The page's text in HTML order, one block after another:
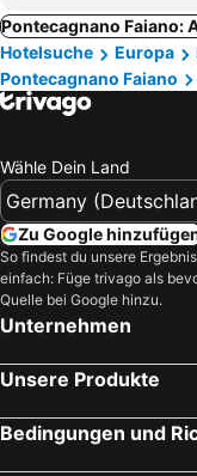
Pontecagnano Faiano:
Hotelsuche
Europa
Pontecagnano Faiano
Wähle Dein Land
Zu Google
So findest du unsere
einfach: Füge trivago als
Quelle bei Google hinzu.
Unternehmen
Unsere Produkte
Bedingungen und